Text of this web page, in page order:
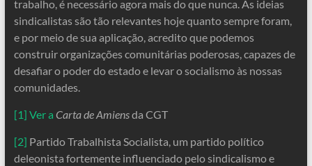
trabalho, é necessário agora mais do que nunca. As ideias
sindicalistas são tão relevantes hoje quanto sempre foram,
e por meio de sua aplicação, acredito que podemos
construir organizações comunitárias poderosas, capazes de
desafiar o poder do estado e levar o socialismo às nossas
comunidades.
[1] Ver a Carta de Amiensda CGT
[2] Partido Trabalhista Socialista, um partido político
deleonista fortemente influenciado pelo sindicalismo e